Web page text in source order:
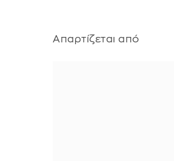
Απαρτίζεται από